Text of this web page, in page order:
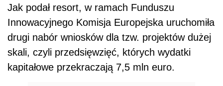
Jak podał resort, w ramach Funduszu
Innowacyjnego Komisja Europejska uruchomiła
drugi nabór wniosków dla tzw. projektów dużej
skali, czyli przedsięwzięć, których wydatki
kapitałowe przekraczają 7,5 mln euro.